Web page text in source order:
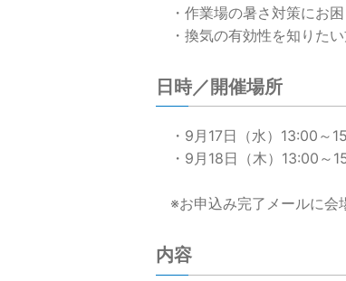
・作業場の暑さ対策にお
・換気の有効性を知りた
日時／開催場所
・9月17日（水）13:00～
・9月18日（木）13:00～
※お申込み完了メールに会
内容